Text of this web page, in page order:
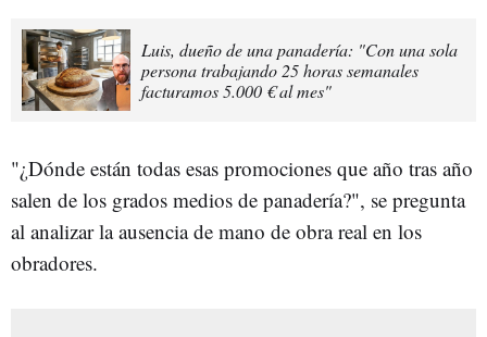
Luis, dueño de una panadería: "Con una sola
persona trabajando 25 horas semanales
facturamos 5.000 € al mes"
"¿Dónde están todas esas promociones que año tras año
salen de los grados medios de panadería?", se pregunta
al analizar la ausencia de mano de obra real en los
obradores.